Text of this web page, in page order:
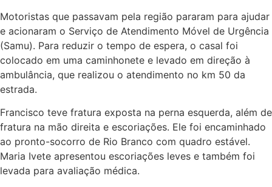
Motoristas que passavam pela região pararam para ajudar
e acionaram o Serviço de Atendimento Móvel de Urgência
(Samu). Para reduzir o tempo de espera, o casal foi
colocado em uma caminhonete e levado em direção à
ambulância, que realizou o atendimento no km 50 da
estrada.
Francisco teve fratura exposta na perna esquerda, além de
fratura na mão direita e escoriações. Ele foi encaminhado
ao pronto-socorro de Rio Branco com quadro estável.
Maria Ivete apresentou escoriações leves e também foi
levada para avaliação médica.